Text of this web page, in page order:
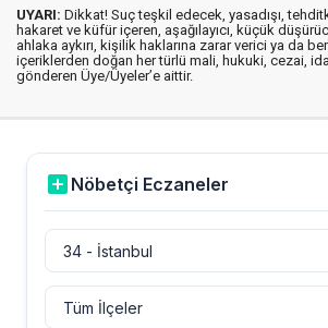
UYARI: Dikkat! Suç teşkil edecek, yasadışı,
hakaret ve küfür içeren, aşağılayıcı, küçük
ahlaka aykırı, kişilik haklarına zarar verici ya da
içeriklerden doğan her türlü mali, hukuki, cezai,
gönderen Üye/Üyeler’e aittir.